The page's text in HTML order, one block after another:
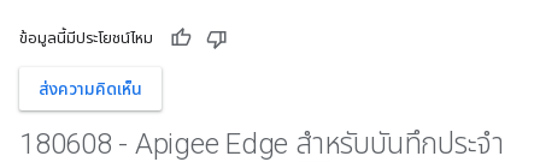
ข้อมูลนี้มีประโยชน์ไหม
ส่งความคิดเห็น
180608 - Apigee Edge สำหรับบันทึกประจำ